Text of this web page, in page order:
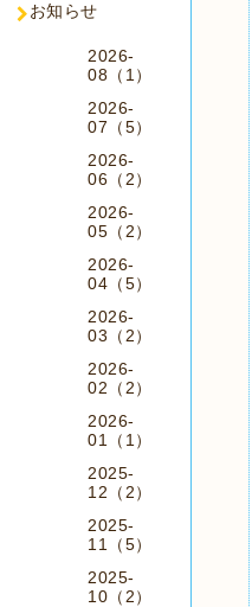
お知らせ
2026-
08（1）
2026-
07（5）
2026-
06（2）
2026-
05（2）
2026-
04（5）
2026-
03（2）
2026-
02（2）
2026-
01（1）
2025-
12（2）
2025-
11（5）
2025-
10（2）